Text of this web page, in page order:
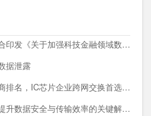
中国人民银行等九部门联合印发《关于加强科技金融领域数据开发利用的通知》
据泄露
一文看懂文件摆渡系统厂商排名，IC芯片企业跨网交换首选方案
文件摆渡系统产品有哪些提升数据安全与传输效率的关键解决方案